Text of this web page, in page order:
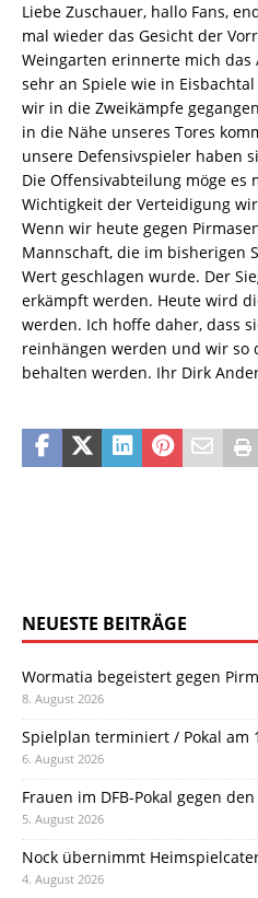
Liebe Zuschauer, hallo Fans,
mal wieder das Gesicht der
Weingarten erinnerte mich das
sehr an Spiele wie in
wir in die Zweikämpfe
in die Nähe unseres Tores
unsere Defensivspieler haben
Die Offensivabteilung möge es
Wichtigkeit der Verteidigung
Wenn wir heute gegen
Mannschaft, die im bisherigen
Wert geschlagen wurde. Der
erkämpft werden. Heute wird
werden. Ich hoffe daher, dass
reinhängen werden und wir so
behalten werden. Ihr Dirk
NEUESTE BEITRÄGE
Wormatia begeistert gegen
8. August 2026
Spielplan terminiert / Pokal am
6. August 2026
Frauen im DFB-Pokal gegen
5. August 2026
Nock übernimmt
4. August 2026